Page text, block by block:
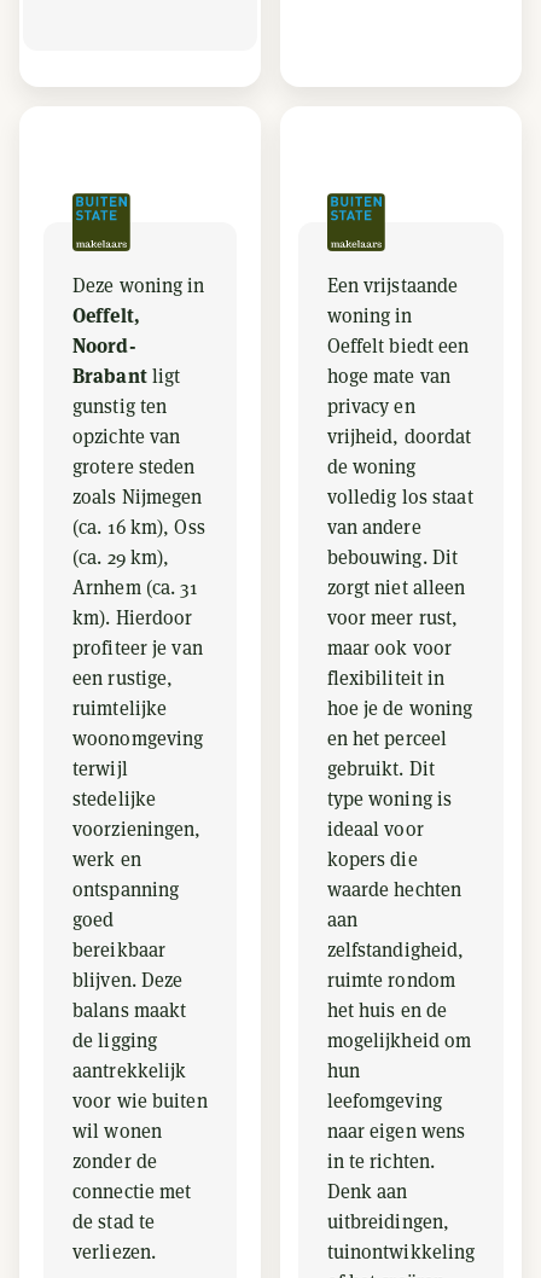
Deze woning in
Oeffelt,
Noord-
Brabantligt
gunstig ten
opzichte van
grotere steden
zoals Nijmegen
(ca. 16 km), Oss
(ca. 29 km),
Arnhem (ca. 31
km). Hierdoor
profiteer je van
een rustige,
ruimtelijke
woonomgeving
terwijl
stedelijke
voorzieningen,
werk en
ontspanning
goed
bereikbaar
blijven. Deze
balans maakt
de ligging
aantrekkelijk
voor wie buiten
wil wonen
zonder de
connectie met
de stad te
verliezen.
Een vrijstaande
woning in
Oeffelt biedt een
hoge mate van
privacy en
vrijheid, doordat
de woning
volledig los staat
van andere
bebouwing. Dit
zorgt niet alleen
voor meer rust,
maar ook voor
flexibiliteit in
hoe je de woning
en het perceel
gebruikt. Dit
type woning is
ideaal voor
kopers die
waarde hechten
aan
zelfstandigheid,
ruimte rondom
het huis en de
mogelijkheid om
hun
leefomgeving
naar eigen wens
in te richten.
Denk aan
uitbreidingen,
tuinontwikkeling